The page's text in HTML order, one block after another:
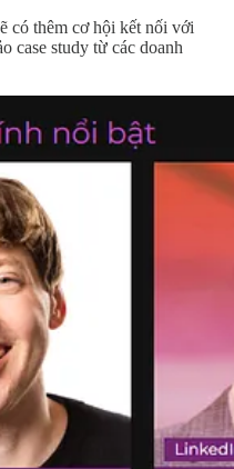
có thêm cơ hội kết nối với
case study từ các doanh